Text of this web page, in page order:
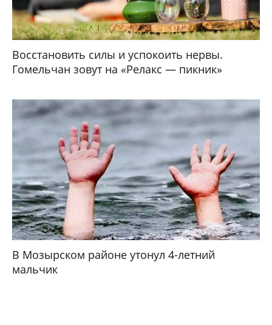
Восстановить силы и успокоить нервы.
Гомельчан зовут на «Релакс — пикник»
В Мозырском районе утонул 4-летний
мальчик